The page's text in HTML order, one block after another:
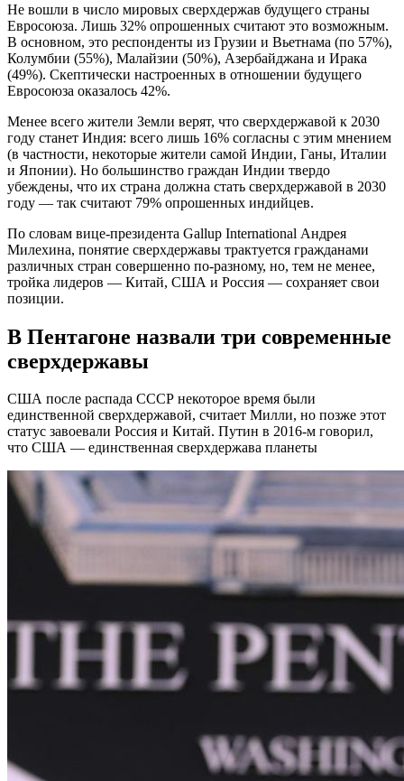
Не вошли в число мировых сверхдержав будущего страны
Евросоюза. Лишь 32% опрошенных считают это возможным.
В основном, это респонденты из Грузии и Вьетнама (по 57%),
Колумбии (55%), Малайзии (50%), Азербайджана и Ирака
(49%). Скептически настроенных в отношении будущего
Евросоюза оказалось 42%.
Менее всего жители Земли верят, что сверхдержавой к 2030
году станет Индия: всего лишь 16% согласны с этим мнением
(в частности, некоторые жители самой Индии, Ганы, Италии
и Японии). Но большинство граждан Индии твердо
убеждены, что их страна должна стать сверхдержавой в 2030
году — так считают 79% опрошенных индийцев.
По словам вице-президента Gallup International Андрея
Милехина, понятие сверхдержавы трактуется гражданами
различных стран совершенно по-разному, но, тем не менее,
тройка лидеров — Китай, США и Россия — сохраняет свои
позиции.
В Пентагоне назвали три современные
сверхдержавы
США после распада СССР некоторое время были
единственной сверхдержавой, считает Милли, но позже этот
статус завоевали Россия и Китай. Путин в 2016-м говорил,
что США — единственная сверхдержава планеты